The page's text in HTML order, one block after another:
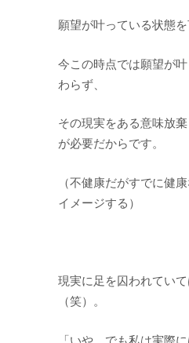
願望が叶っている状態を
今この時点では願望が
わらず、
その現実をある意味放
が必要だからです。
（不健康だがすでに健
イメージする）
現実に足を囚われてい
（笑）。